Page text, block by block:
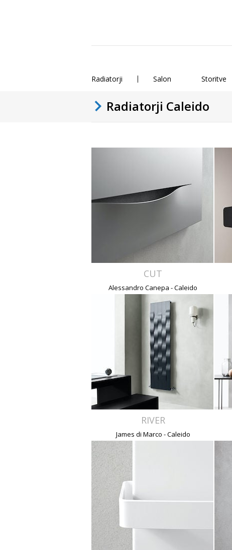
Radiatorji Salon Storitve
Radiatorji Caleido
CUT
Alessandro Canepa - Caleido
RIVER
James di Marco - Caleido